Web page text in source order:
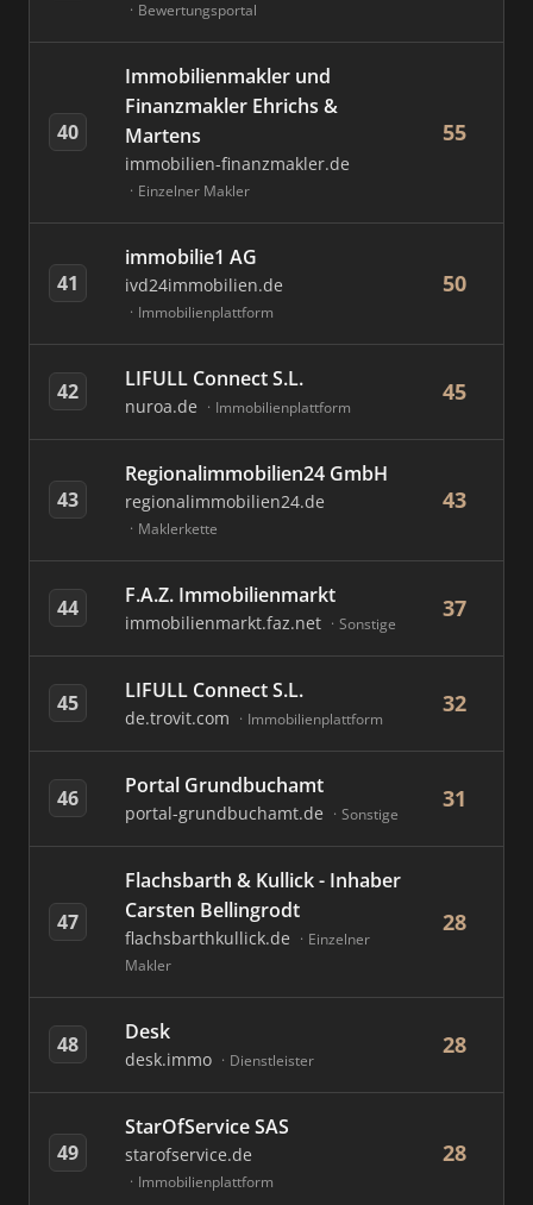
Bewertungsportal
40
Immobilienmakler und
Finanzmakler Ehrichs &
Martens
immobilien-finanzmakler.de
Einzelner Makler
55
41
immobilie1 AG
ivd24immobilien.de
Immobilienplattform
50
42 LIFULL Connect S.L.
nuroa.de Immobilienplattform
45
43
Regionalimmobilien24 GmbH
regionalimmobilien24.de
Maklerkette
43
44 F.A.Z. Immobilienmarkt
immobilienmarkt.faz.net Sonstige
37
45 LIFULL Connect S.L.
de.trovit.com Immobilienplattform
32
46 Portal Grundbuchamt
portal-grundbuchamt.de Sonstige
31
47
Flachsbarth & Kullick - Inhaber
Carsten Bellingrodt
flachsbarthkullick.de
Einzelner
Makler
28
48 Desk
desk.immo Dienstleister
28
49
StarOfService SAS
starofservice.de
Immobilienplattform
28